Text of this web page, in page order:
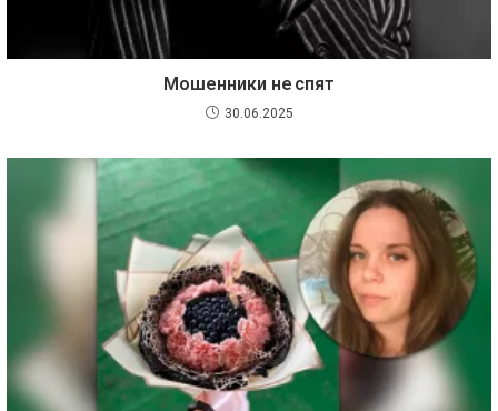
Мошенники не спят
30.06.2025